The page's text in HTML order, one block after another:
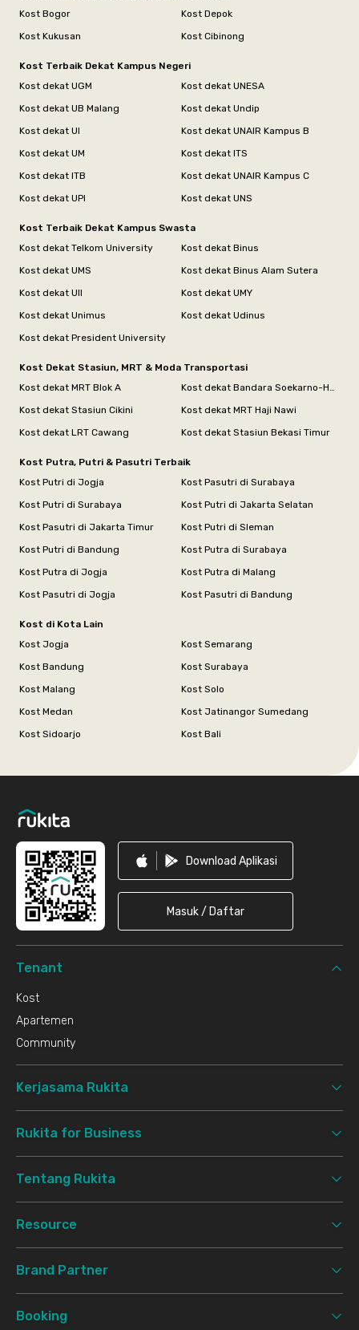
Kost Bogor
Kost Depok
Kost Kukusan
Kost Cibinong
Kost Terbaik Dekat Kampus Negeri
Kost dekat UGM
Kost dekat UNESA
Kost dekat UB Malang
Kost dekat Undip
Kost dekat UI
Kost dekat UNAIR Kampus B
Kost dekat UM
Kost dekat ITS
Kost dekat ITB
Kost dekat UNAIR Kampus C
Kost dekat UPI
Kost dekat UNS
Kost Terbaik Dekat Kampus Swasta
Kost dekat Telkom University
Kost dekat Binus
Kost dekat UMS
Kost dekat Binus Alam Sutera
Kost dekat UII
Kost dekat UMY
Kost dekat Unimus
Kost dekat Udinus
Kost dekat President University
Kost Dekat Stasiun, MRT & Moda Transportasi
Kost dekat MRT Blok A
Kost dekat Bandara Soekarno-Hatta
Kost dekat Stasiun Cikini
Kost dekat MRT Haji Nawi
Kost dekat LRT Cawang
Kost dekat Stasiun Bekasi Timur
Kost Putra, Putri & Pasutri Terbaik
Kost Putri di Jogja
Kost Pasutri di Surabaya
Kost Putri di Surabaya
Kost Putri di Jakarta Selatan
Kost Pasutri di Jakarta Timur
Kost Putri di Sleman
Kost Putri di Bandung
Kost Putra di Surabaya
Kost Putra di Jogja
Kost Putra di Malang
Kost Pasutri di Jogja
Kost Pasutri di Bandung
Kost di Kota Lain
Kost Jogja
Kost Semarang
Kost Bandung
Kost Surabaya
Kost Malang
Kost Solo
Kost Medan
Kost Jatinangor Sumedang
Kost Sidoarjo
Kost Bali
Download Aplikasi
Masuk / Daftar
Tenant
Kost
Apartemen
Community
Kerjasama Rukita
Rukita for Business
Tentang Rukita
Resource
Brand Partner
Booking